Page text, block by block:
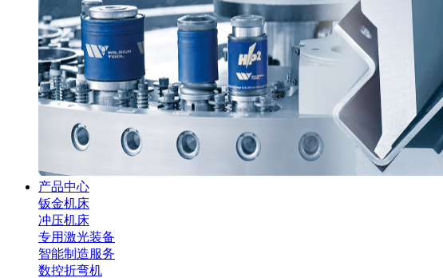
产品中心
钣金机床
冲压机床
专用激光装备
智能制造服务
数控折弯机